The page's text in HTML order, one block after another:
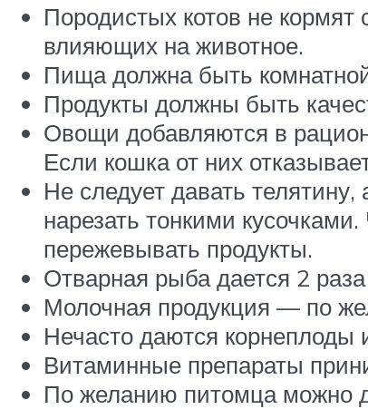
Породистых котов не кормят
влияющих на животное.
Пища должна быть
Продукты должны быть
Овощи добавляются в
Если кошка от них
Не следует давать
нарезать тонкими
пережевывать продукты.
Отварная рыба дается 2
Молочная продукция — по
Нечасто даются корнеплоды
Витаминные препараты
По желанию питомца можно